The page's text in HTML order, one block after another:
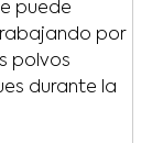
puede
por
polvos
durante la